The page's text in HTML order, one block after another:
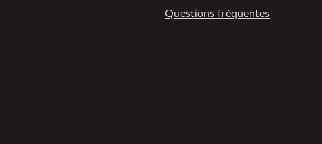
Questions fréquentes